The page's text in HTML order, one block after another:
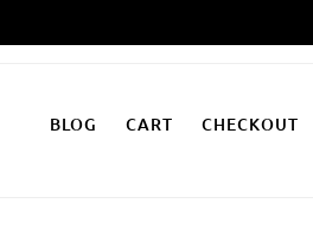
Inhalt
BLOG CART CHECKOUT